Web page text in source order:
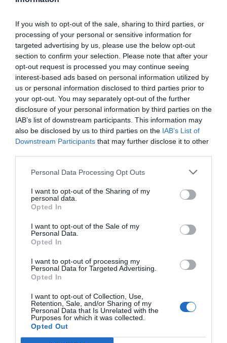
If you wish to opt-out of the sale, sharing to third parties, or
processing of your personal or sensitive information for
targeted advertising by us, please use the below opt-out
section to confirm your selection. Please note that after your
opt-out request is processed you may continue seeing
interest-based ads based on personal information utilized by
us or personal information disclosed to third parties prior to
your opt-out. You may separately opt-out of the further
disclosure of your personal information by third parties on the
IAB’s list of downstream participants. This information may
also be disclosed by us to third parties on the IAB’s List of
Downstream Participants that may further disclose it to other
Personal Data Processing Opt Outs
I want to opt-out of the Sharing of my
personal data.
Opted In
I want to opt-out of the Sale of my
Personal Data.
Opted In
I want to opt-out of processing my
Personal Data for Targeted Advertising.
Opted In
I want to opt-out of Collection, Use,
Retention, Sale, and/or Sharing of my
Personal Data that Is Unrelated with the
Purposes for which it was collected.
Opted Out
La inauguración del campus es el resultado de más
de dieciséis años de dedicación y experiencia en la
formación de profesionales del deporte. No en vano,
ESBS ha sido reconocida por ofrecer elmejor máster
en gestión deportiva de Españ
a por 5 años no
consecutivos, siendo el último el pasado 2024. Y
alcanzando el
mundial en 2018, 2022 y
2024.
El evento de inauguración contó con la presencia de
perfiles relevantes de la industria deportiva, profesores
y alumnos, tanto actuales como de promociones
anteriores.
Con esta expansión, ACE Education, que cuenta
estudiantes de hasta 67 naconalidades distintias,
y de calidad, preparando a estos estudiantes para
enfrentar los desafíos del mañana, todo gracias a una
industrias del grupo.
Añadir
de forma gratuita
Mantente informado con las últimas noticias de actualidad.
Compartir